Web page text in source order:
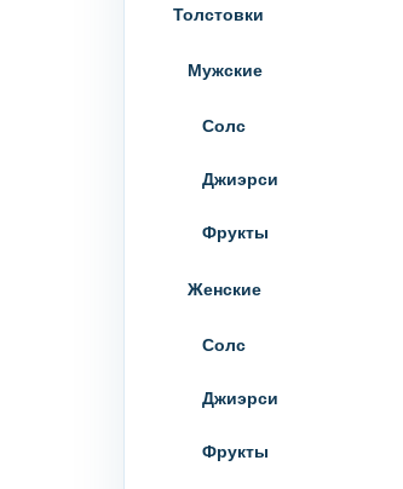
Толстовки
Мужские
Солс
Джиэрси
Фрукты
Женские
Солс
Джиэрси
Фрукты